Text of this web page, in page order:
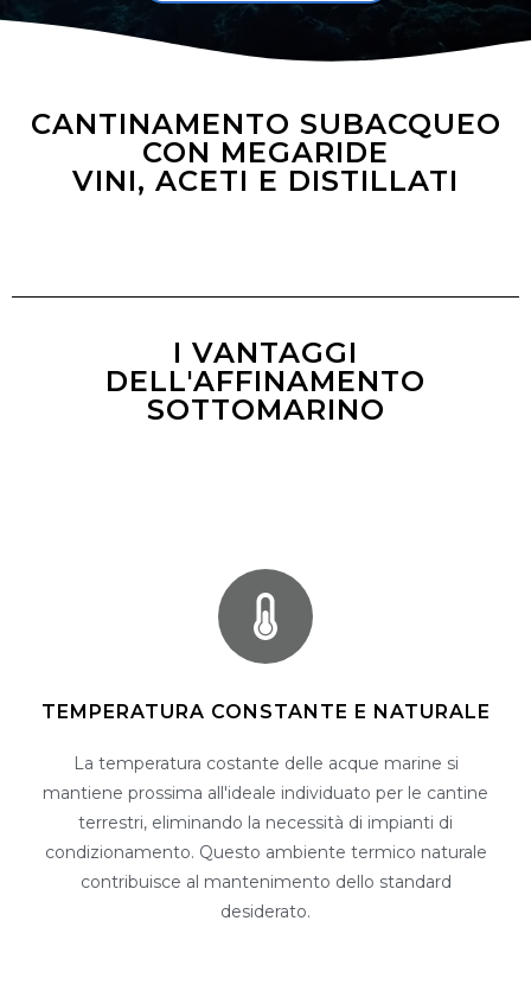
CANTINAMENTO SUBACQUEO
CON MEGARIDE
VINI, ACETI E DISTILLATI
I VANTAGGI
DELL'AFFINAMENTO
SOTTOMARINO
TEMPERATURA CONSTANTE E NATURALE
La temperatura costante delle acque marine si
mantiene prossima all'ideale individuato per le cantine
terrestri, eliminando la necessità di impianti di
condizionamento. Questo ambiente termico naturale
contribuisce al mantenimento dello standard
desiderato.